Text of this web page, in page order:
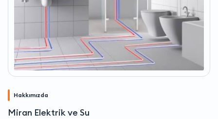
Hakkımızda
Miran Elektrik ve Su